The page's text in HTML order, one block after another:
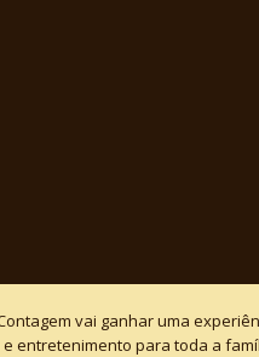
vai ganhar uma
entretenimento para toda a